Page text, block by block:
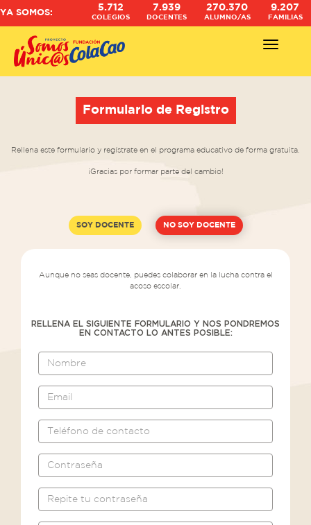
YA SOMOS:
5.712
COLEGIOS
7.939
DOCENTES
270.370
ALUMNO/AS
9.207
FAMILIAS
Abrir -
Formulario de Registro
Rellena este formulario y regístrate en el programa educativo de forma gratuita.
¡Gracias por formar parte del cambio!
SOY DOCENTE NO SOY DOCENTE
Aunque no seas docente, puedes colaborar en la lucha contra el
acoso escolar.
RELLENA EL SIGUIENTE FORMULARIO Y NOS PONDREMOS
EN CONTACTO LO ANTES POSIBLE: